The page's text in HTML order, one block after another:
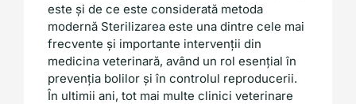
este și de ce este considerată metoda
modernă Sterilizarea este una dintre cele mai
frecvente și importante intervenții din
medicina veterinară, având un rol esențial în
prevenția bolilor și în controlul reproducerii.
În ultimii ani, tot mai multe clinici veterinare